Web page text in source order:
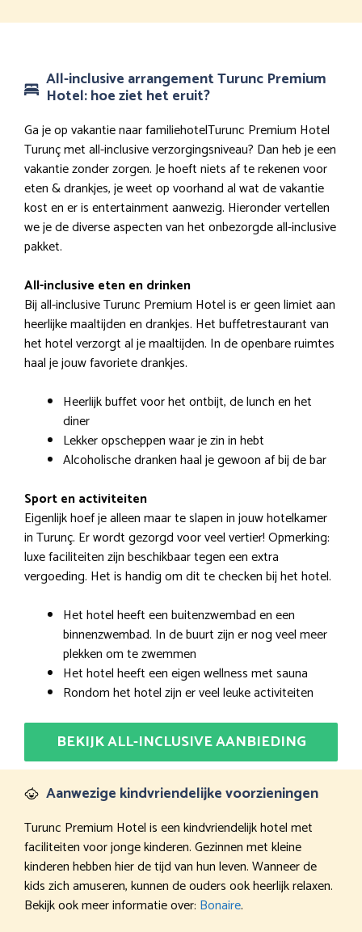
All-inclusive arrangement Turunc Premium
Hotel: hoe ziet het eruit?
Ga je op vakantie naar familiehotelTurunc Premium Hotel
Turunç met all-inclusive verzorgingsniveau? Dan heb je een
vakantie zonder zorgen. Je hoeft niets af te rekenen voor
eten & drankjes, je weet op voorhand al wat de vakantie
kost en er is entertainment aanwezig. Hieronder vertellen
we je de diverse aspecten van het onbezorgde all-inclusive
pakket.
All-inclusive eten en drinken
Bij all-inclusive Turunc Premium Hotel is er geen limiet aan
heerlijke maaltijden en drankjes. Het buffetrestaurant van
het hotel verzorgt al je maaltijden. In de openbare ruimtes
haal je jouw favoriete drankjes.
Heerlijk buffet voor het ontbijt, de lunch en het
diner
Lekker opscheppen waar je zin in hebt
Alcoholische dranken haal je gewoon af bij de bar
Sport en activiteiten
Eigenlijk hoef je alleen maar te slapen in jouw hotelkamer
in Turunç. Er wordt gezorgd voor veel vertier! Opmerking:
luxe faciliteiten zijn beschikbaar tegen een extra
vergoeding. Het is handig om dit te checken bij het hotel.
Het hotel heeft een buitenzwembad en een
binnenzwembad. In de buurt zijn er nog veel meer
plekken om te zwemmen
Het hotel heeft een eigen wellness met sauna
Rondom het hotel zijn er veel leuke activiteiten
BEKIJK ALL-INCLUSIVE AANBIEDING
Aanwezige kindvriendelijke voorzieningen
Turunc Premium Hotel is een kindvriendelijk hotel met
faciliteiten voor jonge kinderen. Gezinnen met kleine
kinderen hebben hier de tijd van hun leven. Wanneer de
kids zich amuseren, kunnen de ouders ook heerlijk relaxen.
Bekijk ook meer informatie over: Bonaire.